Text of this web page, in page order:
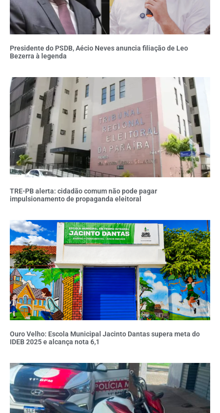
Presidente do PSDB, Aécio Neves anuncia filiação de Leo
Bezerra à legenda
TRE-PB alerta: cidadão comum não pode pagar
impulsionamento de propaganda eleitoral
Ouro Velho: Escola Municipal Jacinto Dantas supera meta do
IDEB 2025 e alcança nota 6,1